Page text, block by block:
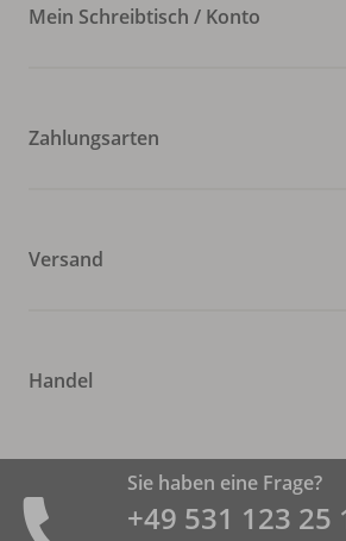
Mein Schreibtisch / Konto
Zahlungsarten
Versand
Handel
Sie haben eine Frage?
+49 531 ­123 25